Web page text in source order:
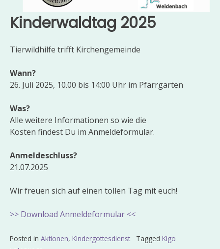
Kinderwaldtag 2025
Tierwildhilfe trifft Kirchengemeinde
Wann?
26. Juli 2025, 10.00 bis 14:00 Uhr im Pfarrgarten
Was?
Alle weitere Informationen so wie die
Kosten findest Du im Anmeldeformular.
Anmeldeschluss?
21.07.2025
Wirfreuen sich auf einen tollen Tag mit euch!
>> Download Anmeldeformular <<
Posted in Aktionen, Kindergottesdienst Tagged Kigo